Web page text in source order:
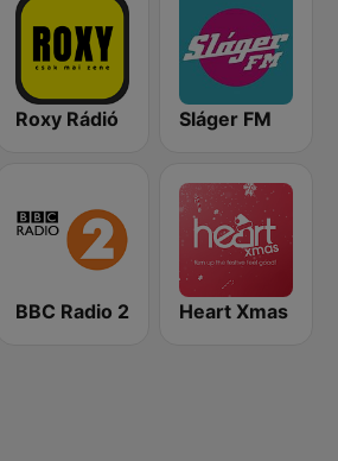
Roxy Rádió Sláger FM
BBC Radio 2 Heart Xmas